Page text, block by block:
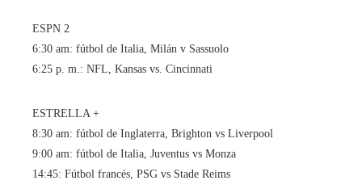
ESPN 2
6:30 am: fútbol de Italia, Milán v Sassuolo
6:25 p. m.: NFL, Kansas vs. Cincinnati
ESTRELLA +
8:30 am: fútbol de Inglaterra, Brighton vs Liverpool
9:00 am: fútbol de Italia, Juventus vs Monza
14:45: Fútbol francés, PSG vs Stade Reims